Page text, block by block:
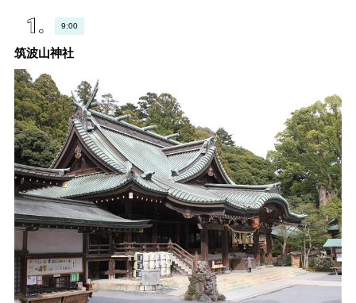
9:00
筑波山神社